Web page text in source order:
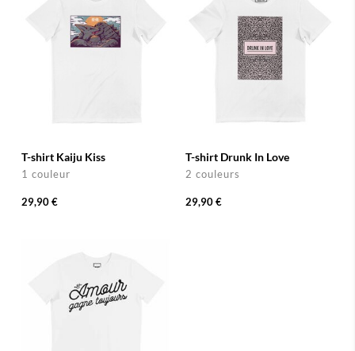
T-shirt Kaiju Kiss
1 couleur
29,90 €
T-shirt Drunk In Love
2 couleurs
29,90 €